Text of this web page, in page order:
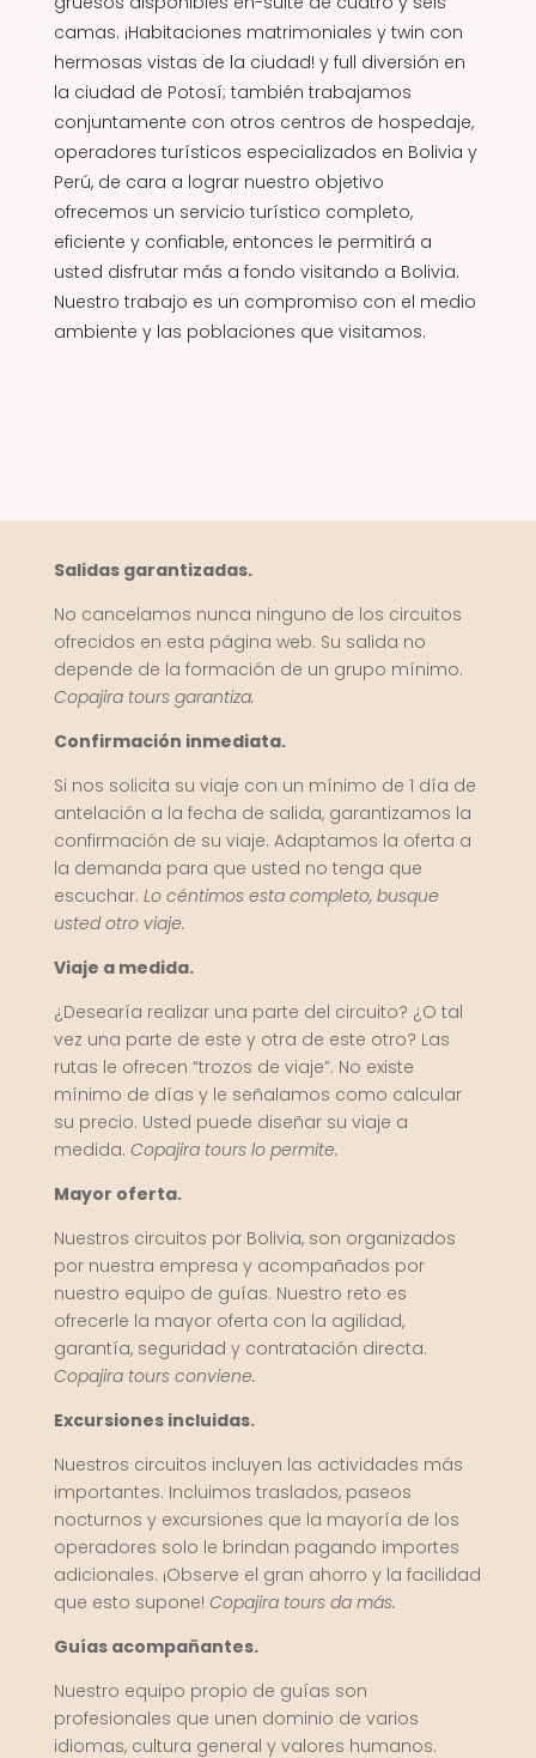
camas. ¡Habitaciones matrimoniales y twin con
hermosas vistas de la ciudad! y full diversión en
la ciudad de Potosí; también trabajamos
conjuntamente con otros centros de hospedaje,
operadores turísticos especializados en Bolivia y
Perú, de cara a lograr nuestro objetivo
ofrecemos un servicio turístico completo,
eficiente y confiable, entonces le permitirá a
usted disfrutar más a fondo visitando a Bolivia.
Nuestro trabajo es un compromiso con el medio
ambiente y las poblaciones que visitamos.
Salidas garantizadas.
No cancelamos nunca ninguno de los circuitos
ofrecidos en esta página web. Su salida no
depende de la formación de un grupo mínimo.
Copajira tours garantiza.
Confirmación inmediata.
Si nos solicita su viaje con un mínimo de 1 día de
antelación a la fecha de salida, garantizamos la
confirmación de su viaje. Adaptamos la oferta a
la demanda para que usted no tenga que
escuchar. Lo céntimos esta completo, busque
usted otro viaje.
Viaje a medida.
¿Desearía realizar una parte del circuito? ¿O tal
vez una parte de este y otra de este otro? Las
rutas le ofrecen “trozos de viaje”. No existe
mínimo de días y le señalamos como calcular
su precio. Usted puede diseñar su viaje a
medida. Copajira tours lo permite.
Mayor oferta.
Nuestros circuitos por Bolivia, son organizados
por nuestra empresa y acompañados por
nuestro equipo de guías. Nuestro reto es
ofrecerle la mayor oferta con la agilidad,
garantía, seguridad y contratación directa.
Copajira tours conviene.
Excursiones incluidas.
Nuestros circuitos incluyen las actividades más
importantes. Incluimos traslados, paseos
nocturnos y excursiones que la mayoría de los
operadores solo le brindan pagando importes
adicionales. ¡Observe el gran ahorro y la facilidad
que esto supone! Copajira tours da más.
Guías acompañantes.
Nuestro equipo propio de guías son
profesionales que unen dominio de varios
idiomas, cultura general y valores humanos.